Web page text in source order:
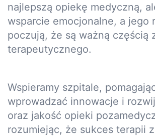
najlepszą opiekę medyczną,
wsparcie emocjonalne, a jego
poczują, że są ważną częścią
terapeutycznego.
Wspieramy szpitale,
wprowadzać innowacje i
oraz jakość opieki
rozumiejąc, że sukces terapii